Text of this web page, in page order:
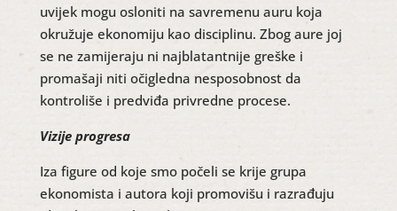
uvijek mogu osloniti na savremenu auru koja
okružuje ekonomiju kao disciplinu. Zbog aure joj
se ne zamijeraju ni najblatantnije greške i
promašaji niti očigledna nesposobnost da
kontroliše i predviđa privredne procese.
Vizije progresa
Iza figure od koje smo počeli se krije grupa
ekonomista i autora koji promovišu i razrađuju